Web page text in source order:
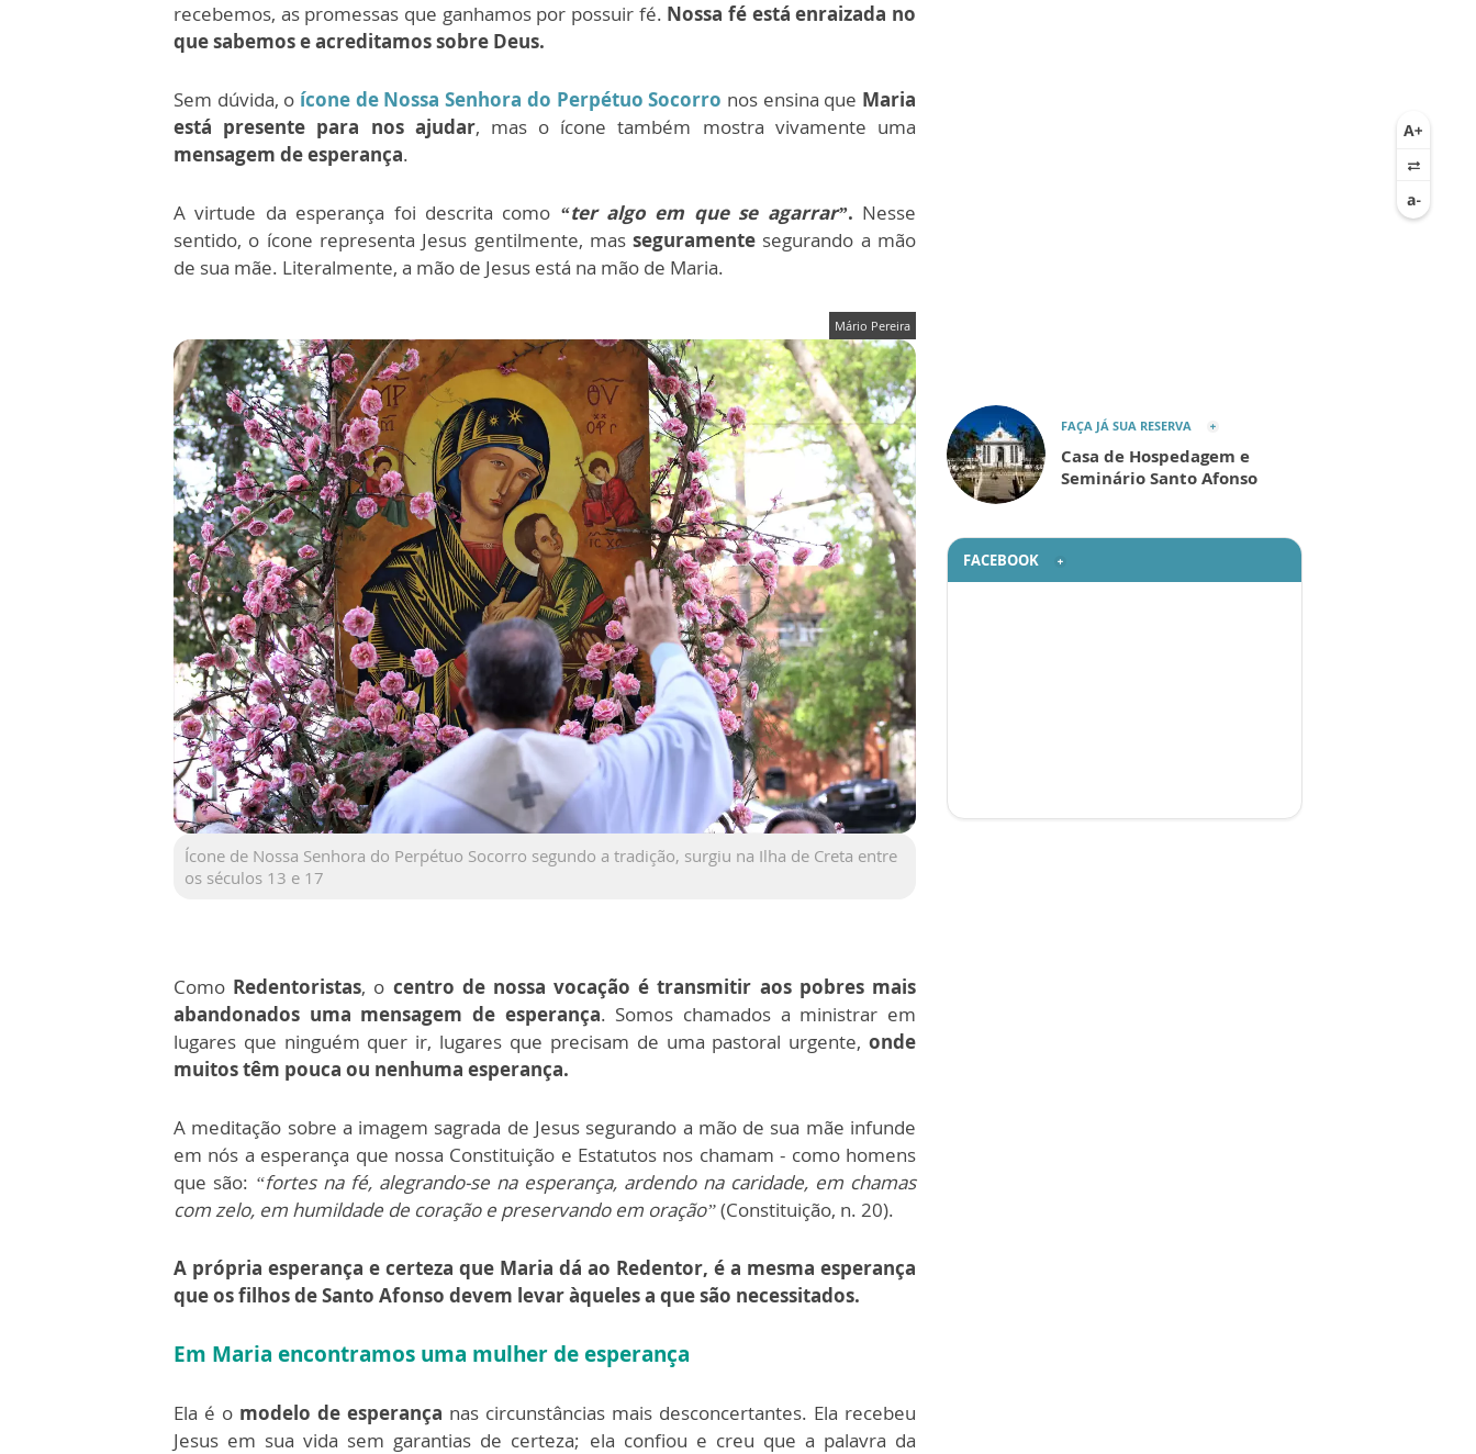
recebemos, as promessas que ganhamos por possuir fé. Nossa fé está enraizada no
que sabemos e acreditamos sobre Deus.
Sem dúvida, o ícone de Nossa Senhora do Perpétuo Socorro nos ensina que Maria
está presente para nos ajudar, mas o ícone também mostra vivamente uma
mensagem de esperança.
A virtude da esperança foi descrita como “ter algo em que se agarrar”. Nesse
sentido, o ícone representa Jesus gentilmente, masseguramente segurando a mão
de sua mãe. Literalmente, a mão de Jesus está na mão de Maria.
Mário Pereira
Ícone de Nossa Senhora do Perpétuo Socorro segundo a tradição, surgiu na Ilha de Creta entre
os séculos 13 e 17
Como Redentoristas, o centro de nossa vocação é transmitir aos pobres mais
abandonados uma mensagem de esperança. Somos chamados a ministrar em
lugares que ninguém quer ir, lugares que precisam de uma pastoral urgente, onde
muitos têm pouca ou nenhuma esperança.
A meditação sobre a imagem sagrada de Jesus segurando a mão de sua mãe infunde
em nós a esperança que nossa Constituição e Estatutos nos chamam - como homens
que são: “fortes na fé, alegrando-se na esperança, ardendo na caridade, em chamas
com zelo, em humildade de coração e preservando em oração”(Constituição, n. 20).
A própria esperança e certeza que Maria dá ao Redentor, é a mesma esperança
que os filhos de Santo Afonso devem levar àqueles a que são necessitados.
Em Maria encontramos uma mulher de esperança
Ela é o modelo de esperança nas circunstâncias mais desconcertantes. Ela recebeu
Jesus em sua vida sem garantias de certeza; ela confiou e creu que a palavra da
FAÇA JÁ SUA RESERVA
Casa de Hospedagem e
Seminário Santo Afonso
FACEBOOK